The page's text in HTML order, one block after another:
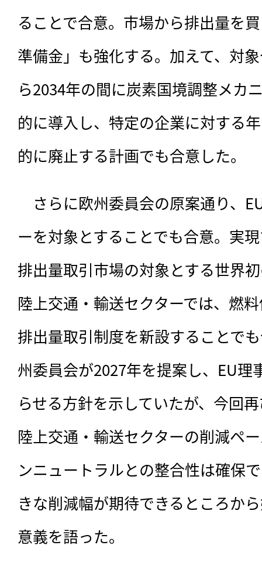
ることで合意。市場から排出量を
準備金」も強化する。加えて、対
ら2034年の間に炭素国境調整メカ
的に導入し、特定の企業に対する
的に廃止する計画でも合意した。
さらに欧州委員会の原案通り、
ーを対象とすることでも合意。実
排出量取引市場の対象とする世界
陸上交通・輸送セクターでは、燃
排出量取引制度を新設することで
州委員会が2027年を提案し、EU理
らせる方針を示していたが、今回
陸上交通・輸送セクターの削減ペ
ンニュートラルとの整合性は確保
きな削減幅が期待できるところか
意義を語った。